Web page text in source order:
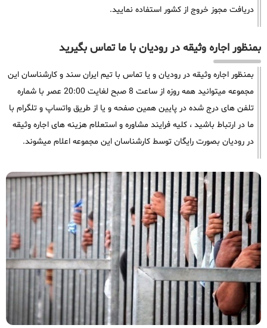
دریافت مجوز خروج از کشور استفاده نمایید.
بمنظور اجاره وثیقه در رودیان با ما تماس بگیرید
بمنظور اجاره وثیقه در رودیان و یا تماس با تیم ایران سند و کارشناسان این
مجموعه میتوانید همه روزه از ساعت 8 صبح لغایت 20:00 عصر با شماره
تلفن های درج شده در پایین همین صفحه و یا از طریق واتساپ و تلگرام با
ما در ارتباط باشید ، کلیه فرایند مشاوره و استعلام هزینه های اجاره وثیقه
در رودیان بصورت رایگان توسط کارشناسان این مجموعه اعلام میشوند.